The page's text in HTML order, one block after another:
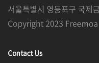
서울특별시 영등포구 국제
Copyright 2023
Contact Us